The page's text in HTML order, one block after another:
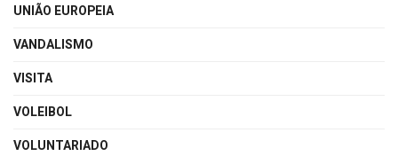
UNIÃO EUROPEIA
VANDALISMO
VISITA
VOLEIBOL
VOLUNTARIADO